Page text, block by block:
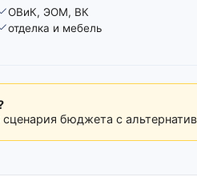
ОВиК, ЭОМ, ВК
отделка и мебель
бюджета с